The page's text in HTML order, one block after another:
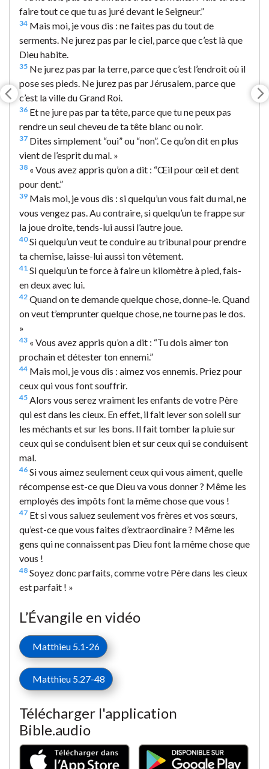
faire tout ce que tu as juré devant le Seigneur.”
34 Mais moi, je vous dis : ne faites pas du tout de
serments. Ne jurez pas par le ciel, parce que c’est là que
Dieu habite.
35 Ne jurez pas par la terre, parce que c’est l’endroit où il
pose ses pieds. Ne jurez pas par Jérusalem, parce que
c’est la ville du Grand Roi.
36 Et ne jure pas par ta tête, parce que tu ne peux pas
rendre un seul cheveu de ta tête blanc ou noir.
37 Dites simplement “oui” ou “non”. Ce qu’on dit en plus
vient de l’esprit du mal. »
38 « Vous avez appris qu’on a dit : “Œil pour œil et dent
pour dent.”
39 Mais moi, je vous dis : si quelqu’un vous fait du mal, ne
vous vengez pas. Au contraire, si quelqu’un te frappe sur
la joue droite, tends-lui aussi l’autre joue.
40Si quelqu’un veut te conduire au tribunal pour prendre
ta chemise, laisse-lui aussi ton vêtement.
41 Si quelqu’un te force à faire un kilomètre à pied, fais-
en deux avec lui.
42 Quand on te demande quelque chose, donne-le. Quand
on veut t’emprunter quelque chose, ne tourne pas le dos.
»
43 « Vous avez appris qu’on a dit : “Tu dois aimer ton
prochain et détester ton ennemi.”
44 Mais moi, je vous dis : aimez vos ennemis. Priez pour
ceux qui vous font souffrir.
45 Alors vous serez vraiment les enfants de votre Père
qui est dans les cieux. En effet, il fait lever son soleil sur
les méchants et sur les bons. Il fait tomber la pluie sur
ceux qui se conduisent bien et sur ceux qui se conduisent
mal.
46 Si vous aimez seulement ceux qui vous aiment, quelle
récompense est-ce que Dieu va vous donner ? Même les
employés des impôts font la même chose que vous !
47 Et si vous saluez seulement vos frères et vos sœurs,
qu’est-ce que vous faites d’extraordinaire ? Même les
gens qui ne connaissent pas Dieu font la même chose que
vous !
48 Soyez donc parfaits, comme votre Père dans les cieux
est parfait ! »
L’Évangile en vidéo
Matthieu 5.1-26
Matthieu 5.27-48
Télécharger l'application
Bible.audio